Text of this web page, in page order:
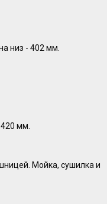
низ - 402 мм.
мм.
Мойка, сушилка и